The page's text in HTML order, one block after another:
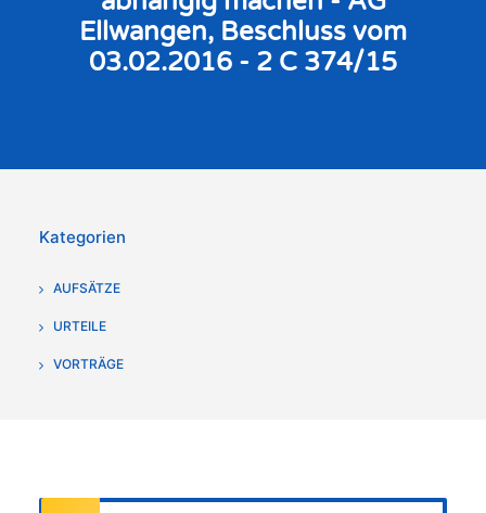
Online Akte
Ellwangen, Beschluss vom
03.02.2016 - 2 C 374/15
Kategorien
AUFSÄTZE
URTEILE
VORTRÄGE